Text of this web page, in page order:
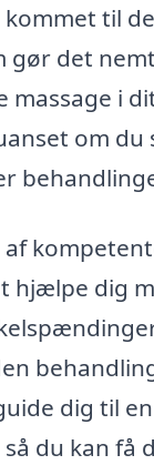
kommet til
gør det
massage i
om
hjælpe dig
dig til
så du kan få